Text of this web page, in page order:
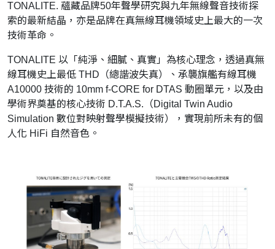
TONALITE. 蘊藏品牌50年聲學研究與九年無線聲音技術探
索的最新結晶，亦是品牌在真無線耳機領域史上最大的一次
技術革命。
TONALITE 以「純淨、細膩、真實」為核心理念，透過真無
線耳機史上最低 THD（總諧波失真）、承襲旗艦有線耳機
A10000 技術的 10mm f-CORE for DTAS 動圈單元，以及由
學術界奠基的核心技術 D.T.A.S.（Digital Twin Audio
Simulation 數位對映射聲學模擬技術），實現前所未有的個
人化 HiFi 自然音色。